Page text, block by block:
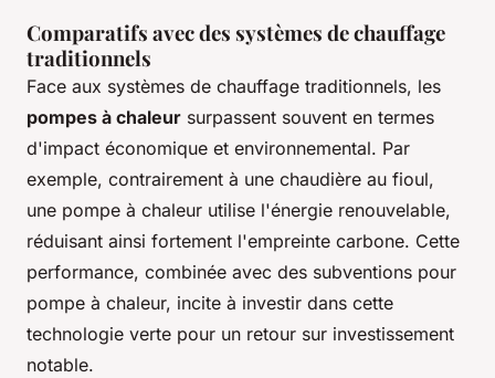
Comparatifs avec des systèmes de chauffage
traditionnels
Face aux systèmes de chauffage traditionnels, les
pompes à chaleur surpassent souvent en termes
d'impact économique et environnemental. Par
exemple, contrairement à une chaudière au fioul,
une pompe à chaleur utilise l'énergie renouvelable,
réduisant ainsi fortement l'empreinte carbone. Cette
performance, combinée avec des subventions pour
pompe à chaleur, incite à investir dans cette
technologie verte pour un retour sur investissement
notable.